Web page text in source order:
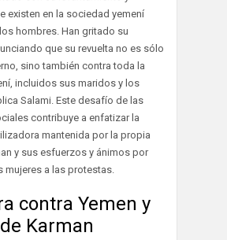
existen en la sociedad yemení
hombres. Han gritado su
que su revuelta no es sólo
sino también contra toda la
incluidos sus maridos y los
Salami. Este desafío de las
contribuye a enfatizar la
mantenida por la propia
y sus esfuerzos y ánimos por
mujeres a las protestas.
contra Yemen y
Karman